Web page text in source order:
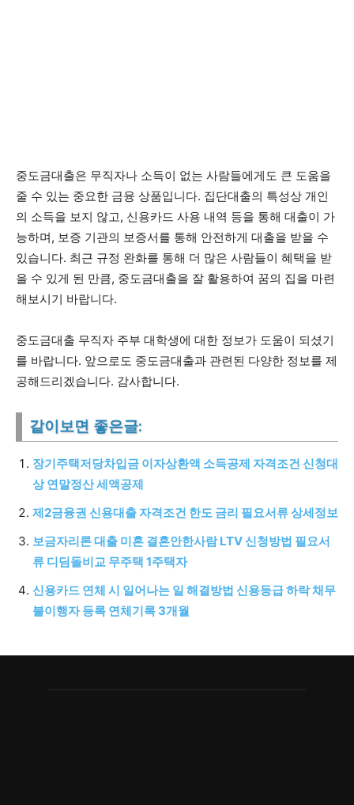
중도금대출은 무직자나 소득이 없는 사람들에게도 큰 도움을
줄 수 있는 중요한 금융 상품입니다. 집단대출의 특성상 개인
의 소득을 보지 않고, 신용카드 사용 내역 등을 통해 대출이 가
능하며, 보증 기관의 보증서를 통해 안전하게 대출을 받을 수
있습니다. 최근 규정 완화를 통해 더 많은 사람들이 혜택을 받
을 수 있게 된 만큼, 중도금대출을 잘 활용하여 꿈의 집을 마련
해보시기 바랍니다.
중도금대출 무직자 주부 대학생에 대한 정보가 도움이 되셨기
를 바랍니다. 앞으로도 중도금대출과 관련된 다양한 정보를 제
공해드리겠습니다. 감사합니다.
같이보면 좋은글:
장기주택저당차입금 이자상환액 소득공제 자격조건 신청대
상 연말정산 세액공제
제2금융권 신용대출 자격조건 한도 금리 필요서류 상세정보
보금자리론 대출 미혼 결혼안한사람 LTV 신청방법 필요서
류 디딤돌비교 무주택 1주택자
신용카드 연체 시 일어나는 일 해결방법 신용등급 하락 채무
불이행자 등록 연체기록 3개월